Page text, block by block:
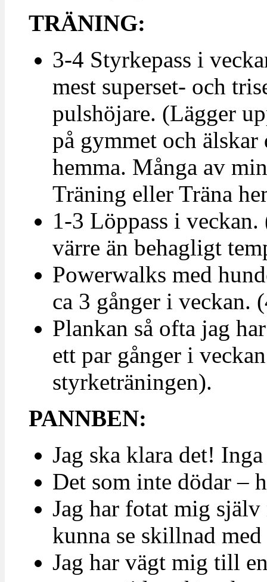
TRÄNING:
3-4 Styrkepass i
mest superset- och
pulshöjare. (Lägger
på gymmet och
hemma. Många av
Träning eller Träna
1-3 Löppass i
värre än behagligt
Powerwalks med
ca 3 gånger i veckan.
Plankan så ofta jag
ett par gånger i
styrketräningen).
PANNBEN:
Jag ska klara det!
Det som inte dödar –
Jag har fotat mig
kunna se skillnad
Jag har vägt mig till